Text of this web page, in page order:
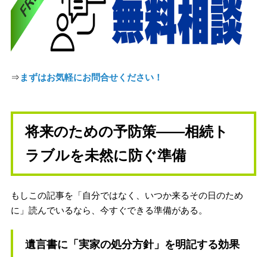
⇒ まずはお気軽にお問合せください！
将来のための予防策——相続ト
ラブルを未然に防ぐ準備
もしこの記事を「自分ではなく、いつか来るその日のため
に」読んでいるなら、今すぐできる準備がある。
遺言書に「実家の処分方針」を明記する効果